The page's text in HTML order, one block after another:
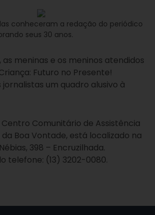
conheceram a redação do periódico
seus 30 anos.
as meninas e os meninos atendidos
Futuro no Presente!
um quadro alusivo à
Centro Comunitário de Assistência
da Boa Vontade, está localizado na
398 – Encruzilhada.
telefone: (13) 3202-0080.